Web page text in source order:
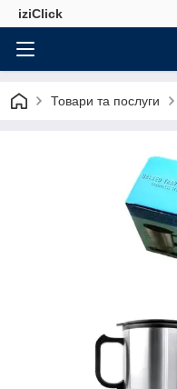
iziClick
Товари та послуги